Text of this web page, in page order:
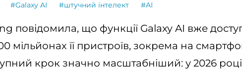
#Galaxy AI #штучний інтелект #AI
повідомила, що функції Galaxy AI вже
мільйонах її пристроїв, зокрема на
крок значно масштабніший: у 2026 році